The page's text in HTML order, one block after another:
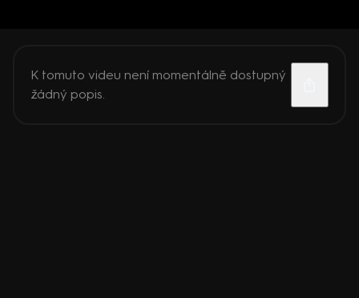
K tomuto videu není momentálně dostupný
žádný popis.